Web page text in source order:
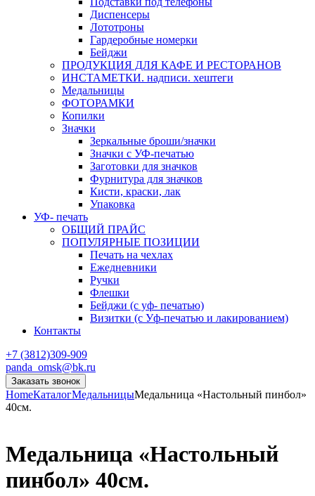
Диспенсеры
Лототроны
Гардеробные номерки
Бейджи
ПРОДУКЦИЯ ДЛЯ КАФЕ И РЕСТОРАНОВ
ИНСТАМЕТКИ. надписи. хештеги
Медальницы
ФОТОРАМКИ
Копилки
Значки
Зеркальные броши/значки
Значки с УФ-печатью
Заготовки для значков
Фурнитура для значков
Кисти, краски, лак
Упаковка
УФ- печать
ОБЩИЙ ПРАЙС
ПОПУЛЯРНЫЕ ПОЗИЦИИ
Печать на чехлах
Ежедневники
Ручки
Флешки
Бейджи (с уф- печатью)
Визитки (с Уф-печатью и лакированием)
Контакты
+7 (3812)309-909
panda_omsk@bk.ru
Заказать звонок
HomeКаталогМедальницыМедальница «Настольный пинбол»
40см.
Медальница «Настольный
пинбол» 40см.